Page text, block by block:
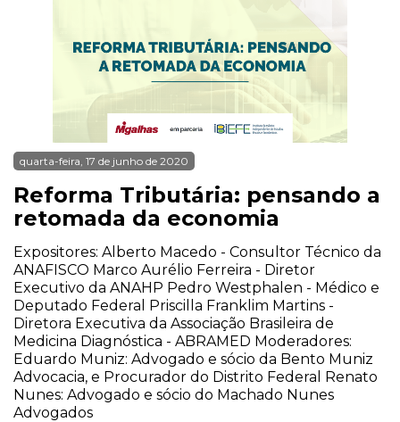
quarta-feira, 17 de junho de 2020
Reforma Tributária: pensando a
retomada da economia
Expositores: Alberto Macedo - Consultor Técnico da
ANAFISCO Marco Aurélio Ferreira - Diretor
Executivo da ANAHP Pedro Westphalen - Médico e
Deputado Federal Priscilla Franklim Martins -
Diretora Executiva da Associação Brasileira de
Medicina Diagnóstica - ABRAMED Moderadores:
Eduardo Muniz: Advogado e sócio da Bento Muniz
Advocacia, e Procurador do Distrito Federal Renato
Nunes: Advogado e sócio do Machado Nunes
Advogados